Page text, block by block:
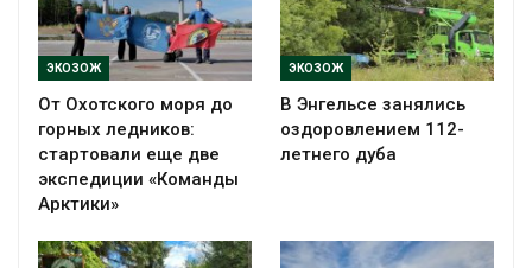
ЭКОЗОЖ
От Охотского моря до
горных ледников:
стартовали еще две
экспедиции «Команды
Арктики»
ЭКОЗОЖ
В Энгельсе занялись
оздоровлением 112-
летнего дуба